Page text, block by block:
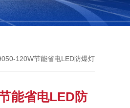
120W节能省电LED防爆灯
能省电LED防